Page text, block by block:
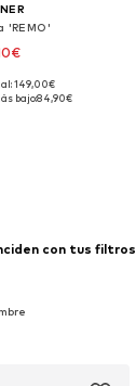
'REMO'
XL
149,00€
bajo:84,90€
con tus filtros